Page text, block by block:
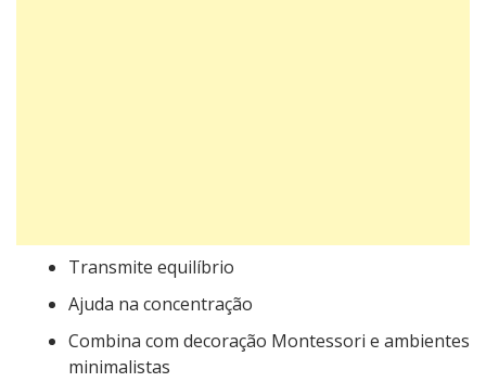
Transmite equilíbrio
Ajuda na concentração
Combina com decoração Montessori e ambientes
minimalistas